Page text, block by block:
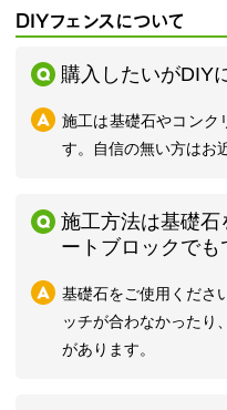
DIYフェンスについて
購入したいがDIY
施工は基礎石やコンク
す。自信の無い方はお
施工方法は基礎石
ートブロックでも
基礎石をご使用くださ
ッチが合わなかったり
があります。